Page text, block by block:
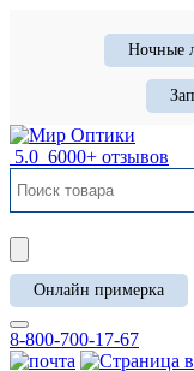
Ночные
5.0 6000+ отзывов
Онлайн примерка
8-800-700-17-67